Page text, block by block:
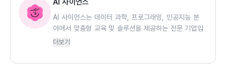
AI 사이언스
AI 사이언스는 데이터 과학, 프로그래밍, 인공지능 분
야에서 맞춤형 교육 및 솔루션을 제공하는 전문 기업입
니다. 이 회사는 학습자들의 다양한 요구를 충족시키기
좌를 제공합니다. 특히 학생들이 학습한 내용을 실제
더보기